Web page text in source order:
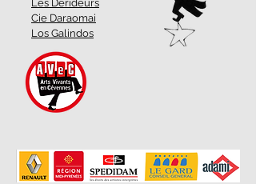
Les Dérideurs
Cie Daraomai
Los Galindos